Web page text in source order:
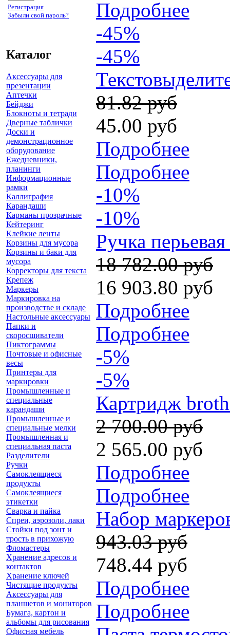
Регистрация
Забыли свой пароль?
Каталог
Аксессуары для
презентации
Аптечки
Бейджи
Блокноты и тетради
Дверные таблички
Доски и
демонстрационное
оборудование
Ежедневники,
планинги
Информационные
рамки
Каллиграфия
Карандаши
Карманы прозрачные
Кейтеринг
Клейкие ленты
Корзины для мусора
Корзины и баки для
мусора
Корректоры для текста
Крепеж
Маркеры
Маркировка на
производстве и складе
Настольные аксессуары
Папки и
скоросшиватели
Пиктограммы
Почтовые и офисные
весы
Принтеры для
маркировки
Промышленные и
специальные
карандаши
Промышленные и
специальные мелки
Промышленная и
специальная паста
Разделители
Ручки
Самоклеящиеся
продукты
Самоклеящиеся
этикетки
Сварка и пайка
Спреи, аэрозоли, лаки
Стойки под зонт и
трость в прихожую
Фломастеры
Хранение адресов и
контактов
Хранение ключей
Чистящие продукты
Аксессуары для
планшетов и мониторов
Бумага, картон и
альбомы для рисования
Офисная мебель
Подробнее
-45%
-45%
81.82 руб
45.00 руб
Подробнее
Подробнее
-10%
-10%
Ручка
18 782.00 руб
16 903.80 руб
Подробнее
Подробнее
-5%
-5%
Картридж
2 700.00 руб
2 565.00 руб
Подробнее
Подробнее
Набор
943.03 руб
748.44 руб
Подробнее
Подробнее